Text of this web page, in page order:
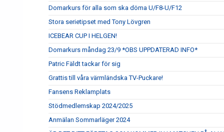
Domarkurs för alla som ska döma U/F8-U/F12
Stora serietipset med Tony Lövgren
ICEBEAR CUP I HELGEN!
Domarkurs måndag 23/9 *OBS UPPDATERAD INFO*
Patric Fäldt tackar för sig
Grattis till våra värmländska TV-Puckare!
Fansens Reklamplats
Stödmedlemskap 2024/2025
Anmälan Sommarläger 2024